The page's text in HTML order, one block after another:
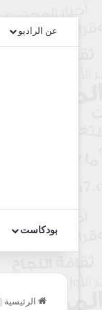
عن الراديو
بودكاست
الرئيسية |